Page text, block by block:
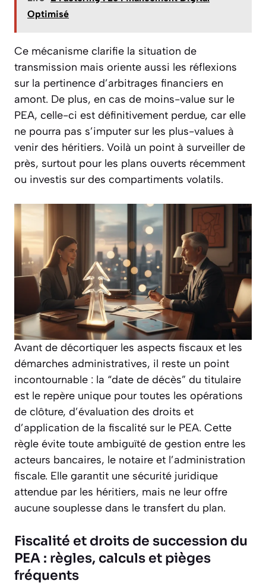
Optimisé
Ce mécanisme clarifie la situation de
transmission mais oriente aussi les réflexions
sur la pertinence d’arbitrages financiers en
amont. De plus, en cas de moins-value sur le
PEA, celle-ci est définitivement perdue, car elle
ne pourra pas s’imputer sur les plus-values à
venir des héritiers. Voilà un point à surveiller de
près, surtout pour les plans ouverts récemment
ou investis sur des compartiments volatils.
Avant de décortiquer les aspects fiscaux et les
démarches administratives, il reste un point
incontournable : la “date de décès” du titulaire
est le repère unique pour toutes les opérations
de clôture, d’évaluation des droits et
d’application de la fiscalité sur le PEA. Cette
règle évite toute ambiguïté de gestion entre les
acteurs bancaires, le notaire et l’administration
fiscale. Elle garantit une sécurité juridique
attendue par les héritiers, mais ne leur offre
aucune souplesse dans le transfert du plan.
Fiscalité et droits de succession du
PEA : règles, calculs et pièges
fréquents